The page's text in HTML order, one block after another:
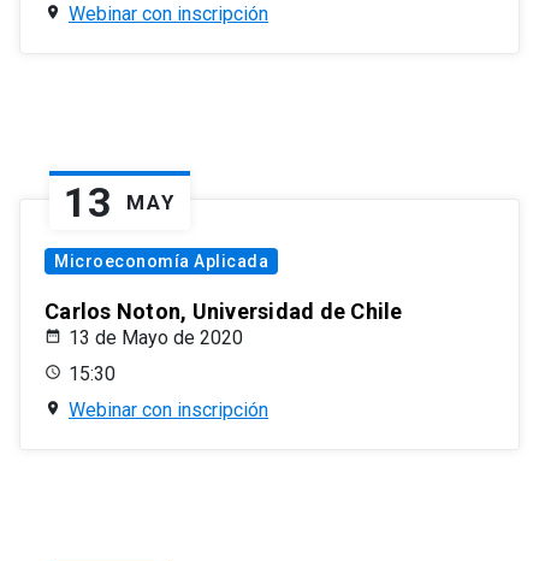
Webinar con inscripción
13 MAY
Microeconomía Aplicada
Carlos Noton, Universidad de Chile
13 de Mayo de 2020
15:30
Webinar con inscripción